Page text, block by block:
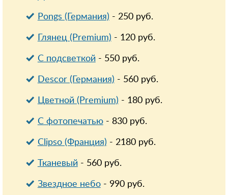
Pongs (Германия) - 250руб.
Глянец (Premium) - 120руб.
С подсветкой- 550руб.
Descor (Германия) - 560руб.
Цветной (Premium) - 180руб.
С фотопечатью- 830руб.
Clipso (Франция) - 2180руб.
Тканевый- 560руб.
Звездное небо- 990руб.